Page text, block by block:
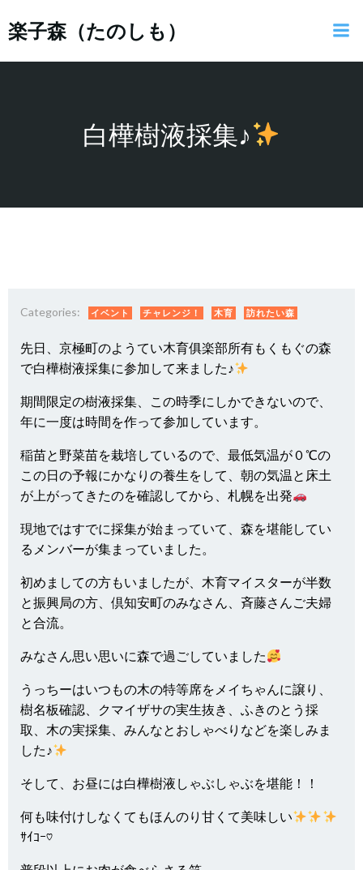
ン
ス
キ
楽子森（たのしも）
白樺樹液採集♪
Categories: イベント チャレンジ！ 木育 訪れたい森
先日、京極町のようてい木育俱楽部所有もくもぐの森
で白樺樹液採集に参加して来ました♪
期間限定の樹液採集、この時季にしかできないので、
年に一度は時間を作って参加しています。
稲苗と野菜苗を栽培しているので、最低気温が０℃の
この日の予報にかなりの養生をして、朝の気温と床土
が上がってきたのを確認してから、札幌を出発
現地ではすでに採集が始まっていて、森を堪能してい
るメンバーが集まっていました。
初めましての方もいましたが、木育マイスターが半数
と振興局の方、倶知安町のみなさん、斉藤さんご夫婦
と合流。
みなさん思い思いに森で過ごしていました
うっちーはいつもの木の特等席をメイちゃんに譲り、
樹名板確認、クマイザサの実生抜き、ふきのとう採
取、木の実採集、みんなとおしゃべりなどを楽しみま
した♪
そして、お昼には白樺樹液しゃぶしゃぶを堪能！！
何も味付けしなくてもほんのり甘くて美味しい
ｻｲｺｰ♡